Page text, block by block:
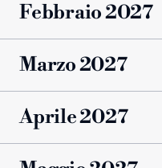
Febbraio 2027
Marzo 2027
Aprile 2027